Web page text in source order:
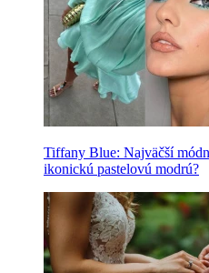
Tiffany Blue: Najväčší
ikonickú pastelovú modrú?